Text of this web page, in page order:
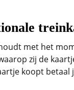
met het
zij de
koopt betaal